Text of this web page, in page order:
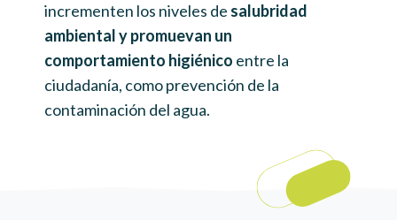
incrementen los niveles de salubridad
ambiental y promuevan un
comportamiento higiénico entre la
ciudadanía, como prevención de la
contaminación del agua.